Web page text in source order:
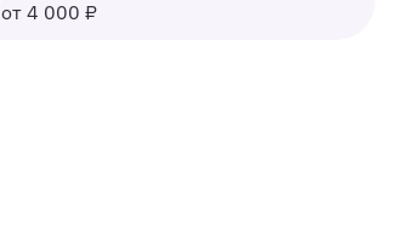
от 4 000 ₽